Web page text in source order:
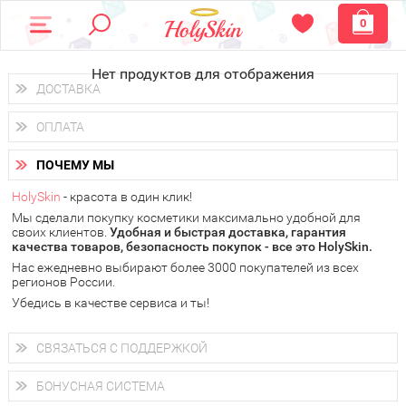
0
Нет продуктов для отображения
ДОСТАВКА
Доставка осуществляетсяпо всем городам России.
Вы можете выбрать доставку курьером, Почтой России или
получить заказ в пунктах выдачи PickPoint или пункте
самовывоза.
В 20 городах России доставка осуществляется ужена
следующий день.
у Вас всегда есть возможность получитьбесплатную
доставку от HolySkin.
подробнее об условиях доставки и оплаты в Вашем городе
ОПЛАТА
Вы можете оплатить свой заказ любым удобным способом:
наличными деньгами (
через интернет-банк (Альфа-банк, Сбербанк) и другими
электронными способами.
ПОЧЕМУ МЫ
HolySkin - красота в один клик!
Мы сделали покупку косметики максимально удобной для
своих клиентов. Удобная и быстрая доставка, гарантия
качества товаров, безопасность покупок - все это HolySkin.
Нас ежедневно выбирают более 3000 покупателей из всех
регионов России.
Убедись в качестве сервиса и ты!
СВЯЗАТЬСЯ С ПОДДЕРЖКОЙ
+7 (800) 707-24-55
Мы будем рады ответить на все Ваши вопросы по работе
магазина, проконсультировать по товарам, рассказать о
БОНУСНАЯ СИСТЕМА